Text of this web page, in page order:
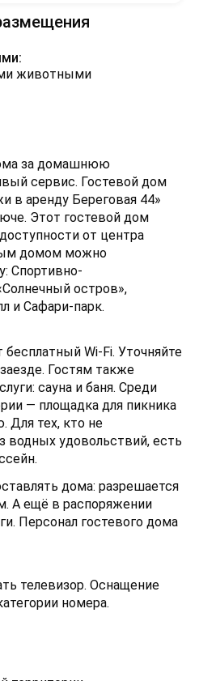
животными
за домашнюю
сервис. Гостевой дом
в аренду Береговая 44»
Этот гостевой дом
от центра
домом можно
Спортивно-
остров»,
и Сафари-парк.
бесплатный Wi-Fi. Уточняйте
Гостям также
сауна и баня. Среди
— площадка для пикника
Для тех, кто не
водных удовольствий, есть
дома: разрешается
А ещё в распоряжении
Персонал гостевого дома
телевизор. Оснащение
номера.